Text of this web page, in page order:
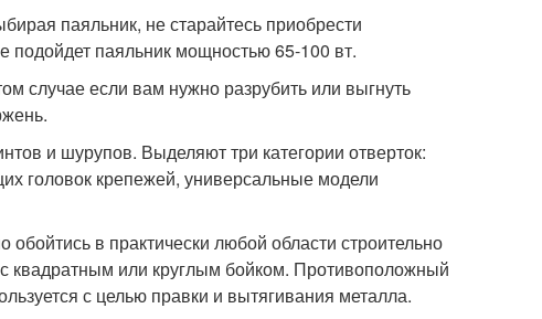
паяльник, не старайтесь приобрести
паяльник мощностью 65-100 вт.
случае если вам нужно разрубить или выгнуть
и шурупов. Выделяют три категории отверток:
головок крепежей, универсальные модели
в практически любой области строительно
квадратным или круглым бойком. Противоположный
с целью правки и вытягивания металла.